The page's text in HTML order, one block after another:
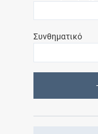
Συνθηματικό